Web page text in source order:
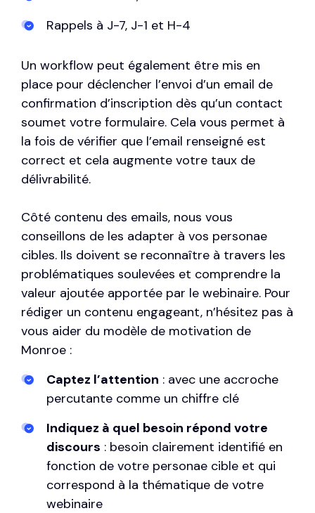
Rappels à J-7, J-1 et H-4
Un workflow peut également être mis en
place pour déclencher l’envoi d’un email de
confirmation d’inscription dès qu’un contact
soumet votre formulaire. Cela vous permet à
la fois de vérifier que l’email renseigné est
correct et cela augmente votre taux de
délivrabilité.
Côté contenu des emails, nous vous
conseillons de les adapter à vos personae
cibles. Ils doivent se reconnaître à travers les
problématiques soulevées et comprendre la
valeur ajoutée apportée par le webinaire. Pour
rédiger un contenu engageant, n’hésitez pas à
vous aider du modèle de motivation de
Monroe :
Captez l’attention : avec une accroche
percutante comme un chiffre clé
Indiquez à quel besoin répond votre
discours : besoin clairement identifié en
fonction de votre personae cible et qui
correspond à la thématique de votre
webinaire